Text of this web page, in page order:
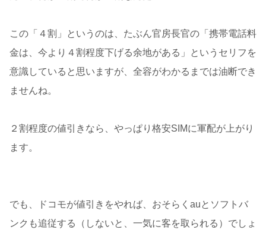
この「４割」というのは、たぶん官房長官の「携帯電話料
金は、今より４割程度下げる余地がある」というセリフを
意識していると思いますが、全容がわかるまでは油断でき
ませんね。
２割程度の値引きなら、やっぱり格安SIMに軍配が上がり
ます。
でも、ドコモが値引きをやれば、おそらくauとソフトバ
ンクも追従する（しないと、一気に客を取られる）でしょ